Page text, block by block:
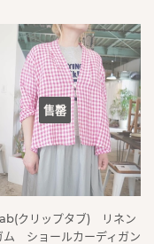
售罄
クリップタブ) リネン
ム ショールカーディガン